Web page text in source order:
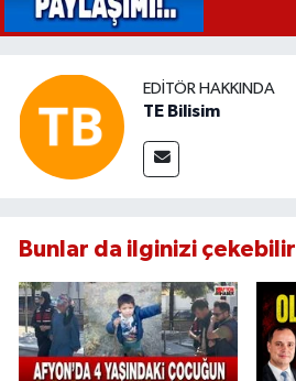
EDITÖR HAKKINDA
TE Bilisim
Bunlar da ilginizi çekebilir